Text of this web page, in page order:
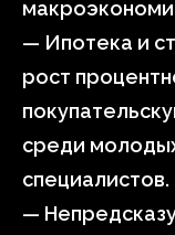
— Ипотека и
рост
среди
специалистов.
—